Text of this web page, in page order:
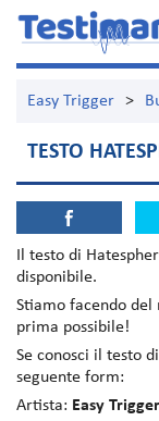
Easy Trigger >
TESTO
Il testo di
disponibile.
Stiamo facendo del
prima possibile!
Se conosci il testo
seguente form:
Artista: Easy Trigger